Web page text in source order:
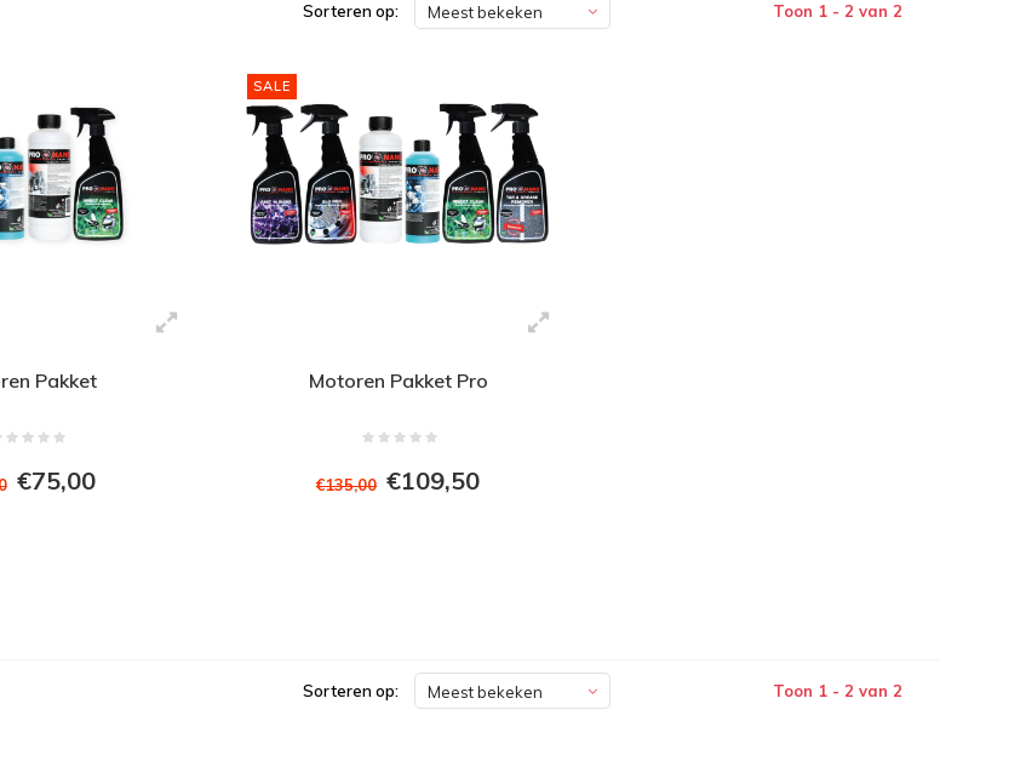
Sorteren op: Meest bekeken Toon 1 - 2 van 2
Pakket
€75,00
SALE
Motoren Pakket Pro
€135,00 €109,50
Sorteren op: Meest bekeken Toon 1 - 2 van 2